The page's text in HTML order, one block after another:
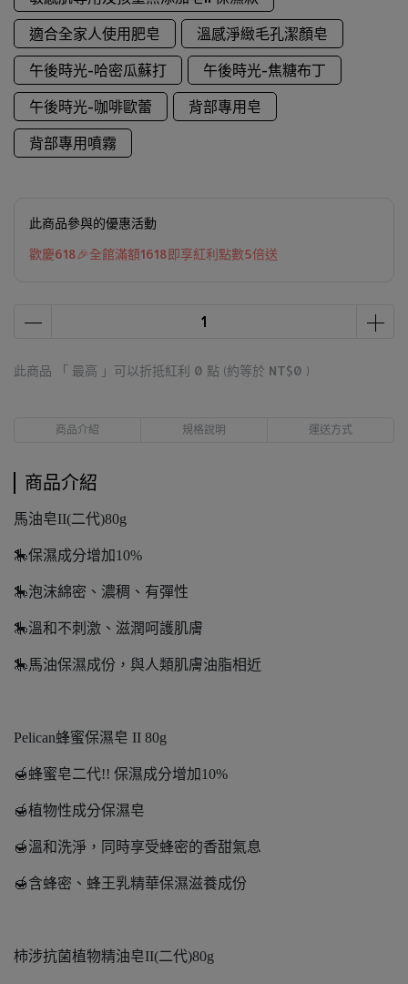
適合全家人使用肥皂
溫感淨緻毛孔潔顏皂
午後時光-哈密瓜蘇打
午後時光-焦糖布丁
午後時光-咖啡歐蕾
背部專用皂
背部專用噴霧
此商品參與的優惠活動
歡慶618🎉全館滿額1618即享紅利點數5倍送
此商品 「 最高 」可以折抵紅利 0 點 (約等於 NT$0 )
商品介紹 規格說明 運送方式
商品介紹
馬油皂II(二代)80g
🎠保濕成分增加10%
🎠泡沫綿密、濃稠、有彈性
🎠溫和不刺激、滋潤呵護肌膚
🎠馬油保濕成份，與人類肌膚油脂相近
Pelican蜂蜜保濕皂 II 80g
🍯蜂蜜皂二代!! 保濕成分增加10%
🍯植物性成分保濕皂
🍯溫和洗淨，同時享受蜂密的香甜氣息
🍯含蜂密、蜂王乳精華保濕滋養成份
柿涉抗菌植物精油皂II(二代)80g